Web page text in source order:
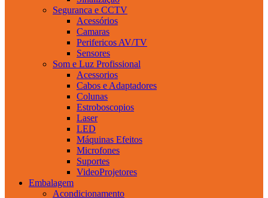
Seguranca e CCTV
Acessórios
Camaras
Perifericos AV/TV
Sensores
Som e Luz Profissional
Acessorios
Cabos e Adaptadores
Colunas
Estroboscopios
Laser
LED
Máquinas Efeitos
Microfones
Suportes
VideoProjetores
Embalagem
Acondicionamento